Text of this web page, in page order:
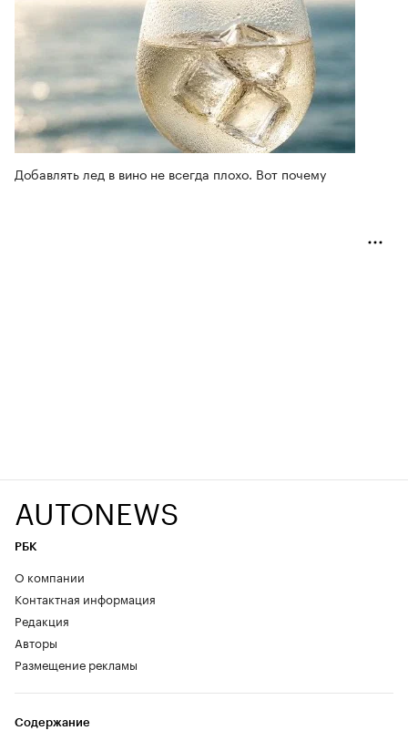
Добавлять лед в вино не всегда плохо. Вот почему
AUTONEWS
РБК
О компании
Контактная информация
Редакция
Авторы
Размещение рекламы
Содержание